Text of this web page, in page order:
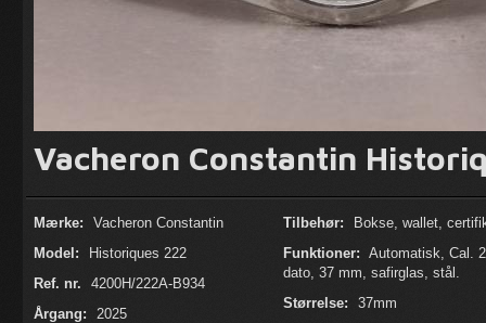
Vacheron Constantin
Mærke:
Vacheron Constantin
Model:
Historiques 222
Ref. nr.
4200H/222A-B934
Årgang:
2025
Tilbehør:
Bokse, wallet,
Funktioner: Automatisk, Cal.
dato, 37 mm, safirglas, stål.
Størrelse:
37mm